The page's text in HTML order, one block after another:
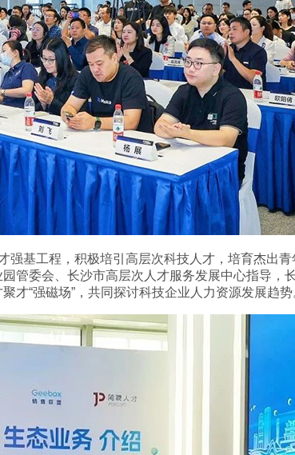
基工程，积极培引高层次科技人才，培育杰出
管委会、长沙市高层次人才服务发展中心指导，
“强磁场”，共同探讨科技企业人力资源发展趋势